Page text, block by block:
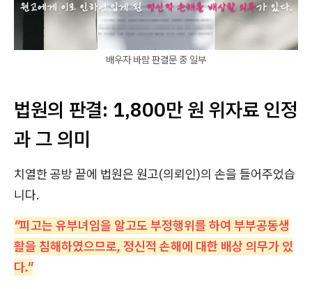
배우자 바람 판결문 중 일부
법원의 판결: 1,800만 원 위자료 인정
과 그 의미
치열한 공방 끝에 법원은 원고(의뢰인)의 손을 들어주었습
니다.
"피고는 유부녀임을 알고도 부정행위를 하여 부부공동생
활을 침해하였으므로, 정신적 손해에 대한 배상 의무가 있
다."